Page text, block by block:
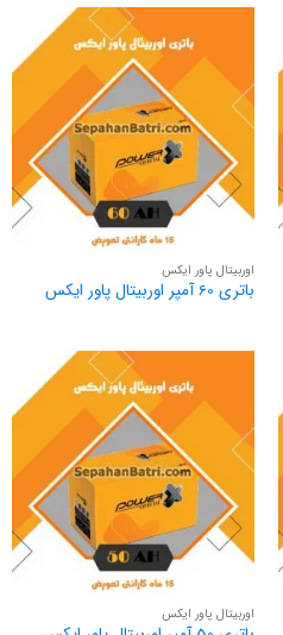
اوربیتال پاور ایکس
باتری 60 آمپر اوربیتال پاور ایکس
اوربیتال پاور ایکس